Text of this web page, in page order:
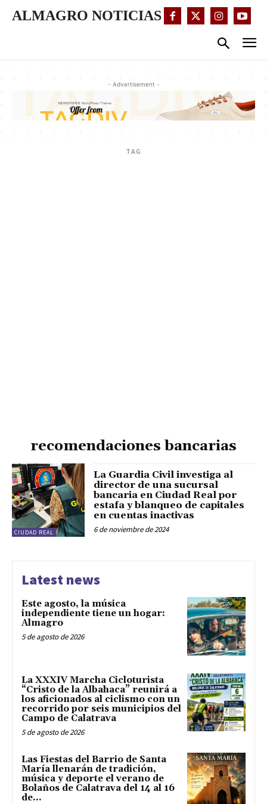
ALMAGRO NOTICIAS
- Advertisement -
TAG
recomendaciones bancarias
CIUDAD REAL
La Guardia Civil investiga al
director de una sucursal
bancaria en Ciudad Real por
estafa y blanqueo de capitales
en cuentas inactivas
6 de noviembre de 2024
Latest news
Este agosto, la música
independiente tiene un hogar:
Almagro
5 de agosto de 2026
La XXXIV Marcha Cicloturista
“Cristo de la Albahaca” reunirá a
los aficionados al ciclismo con un
recorrido por seis municipios del
Campo de Calatrava
5 de agosto de 2026
Las Fiestas del Barrio de Santa
María llenarán de tradición,
música y deporte el verano de
Bolaños de Calatrava del 14 al 16
de...